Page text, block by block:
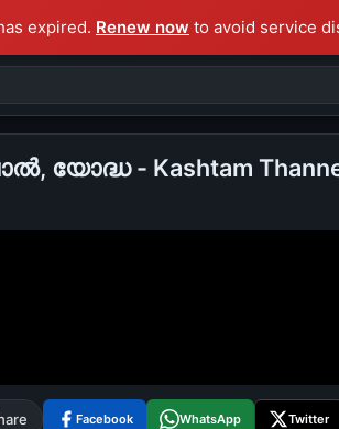
expired. Renew now to avoid service
യോദ്ധ - Kashtam
Facebook WhatsApp Twitter